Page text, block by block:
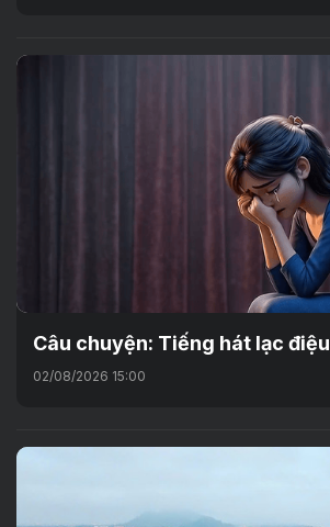
Câu chuyện: Tiếng hát lạc điệu
02/08/2026 15:00